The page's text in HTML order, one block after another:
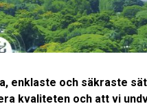
enklaste och säkraste
kvaliteten och att vi